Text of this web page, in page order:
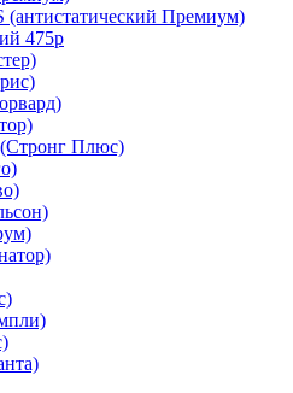
(антистатический Премиум)
475р
(Стронг Плюс)